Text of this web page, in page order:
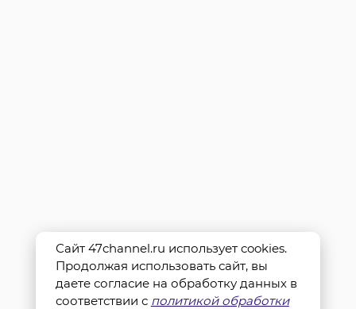
Сайт 47channel.ru использует cookies.
Продолжая использовать сайт, вы
даете согласие на обработку данных в
соответствии с политикой обработки